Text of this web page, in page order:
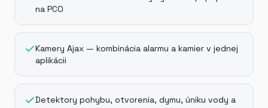
na PCO
Kamery Ajax — kombinácia alarmu a kamier v jednej
aplikácii
Detektory pohybu, otvorenia, dymu, úniku vody a